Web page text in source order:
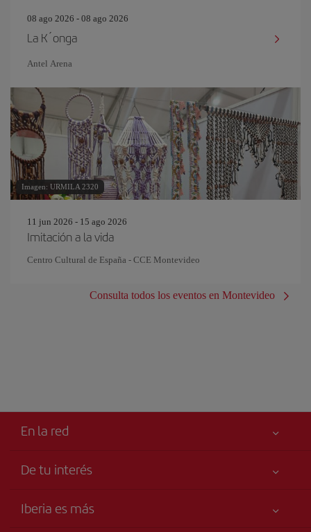
08 ago 2026 - 08 ago 2026
La K´onga
Antel Arena
Imagen: URMILA 2320
11 jun 2026 - 15 ago 2026
Imitación a la vida
Centro Cultural de España - CCE Montevideo
Consulta todos los eventos en Montevideo
En la red
De tu interés
Tu seguridad es lo primero
Iberia es más